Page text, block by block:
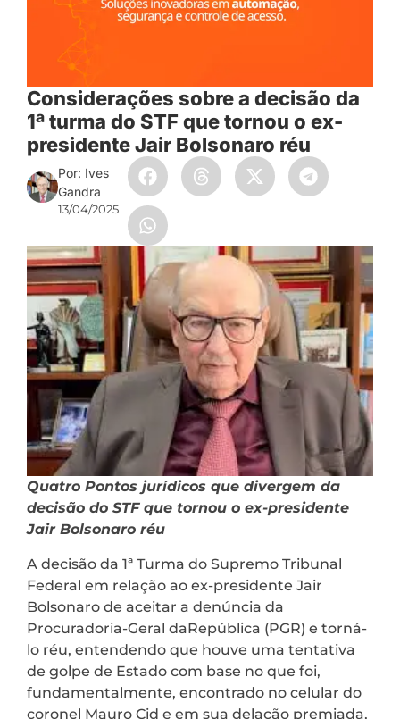
Considerações sobre a decisão da
1ª turma do STF que tornou o ex-
presidente Jair Bolsonaro réu
Por: Ives
Gandra
13/04/2025
Quatro Pontos jurídicos que divergem da
decisão do STF que tornou o ex-presidente
Jair Bolsonaro réu
A decisão da 1ª Turma do Supremo Tribunal
Federal em relação ao ex-presidente Jair
Bolsonaro de aceitar a denúncia da
Procuradoria-Geral daRepública (PGR) e torná-
lo réu, entendendo que houve uma tentativa
de golpe de Estado com base no que foi,
fundamentalmente, encontrado no celular do
coronel Mauro Cid e em sua delação premiada,